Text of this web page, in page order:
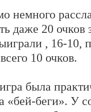
немного
даже 20 очков
, 16-10,
10 очков.
была
«бей-беги». У